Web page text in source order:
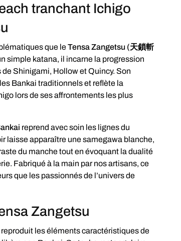
tranchant Ichigo
que leTensa Zangetsu (天鎖斬
simple katana, il incarne la progression
Shinigami, Hollow et Quincy. Son
Bankai traditionnels et reflète la
lors de ses affrontements les plus
reprend avec soin les lignes du
laisse apparaître une samegawa blanche,
du manche tout en évoquant la dualité
Fabriqué à la main par nos artisans, ce
que les passionnés de l’univers de
Zangetsu
les éléments caractéristiques de